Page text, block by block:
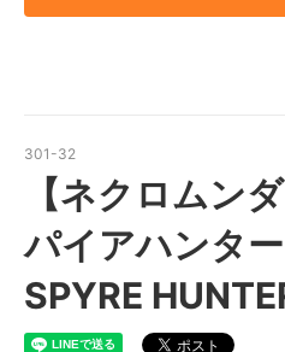
301-32
【ネクロムン
パイアハンタ
SPYRE